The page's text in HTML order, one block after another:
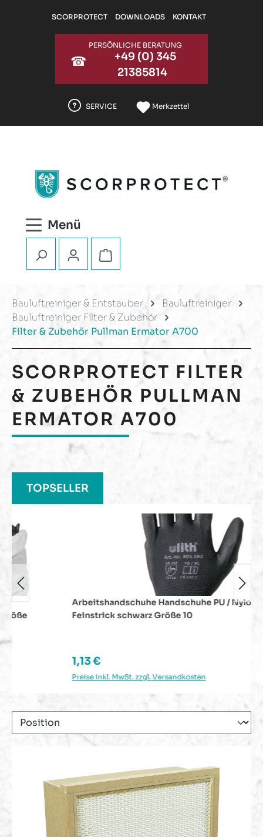
Zum Hauptinhalt springen
SCORPROTECT DOWNLOADS KONTAKT
☎
PERSÖNLICHE BERATUNG
+49 (0) 345
21385814
SERVICE Merkzettel
Warenkorb enthält 0
Bauluftreiniger & Entstauber
Bauluftreiniger
Bauluftreiniger Filter & Zubehör
Filter & Zubehör Pullman Ermator A700
SCORPROTECT FILTER
& ZUBEHÖR PULLMAN
ERMATOR A700
TOPSELLER
Arbeitshandschuhe Handschuhe PU / Nylon
Feinstrick schwarz Größe 10
Regulärer Preis:
Preise inkl. MwSt. zzgl. Versandkosten